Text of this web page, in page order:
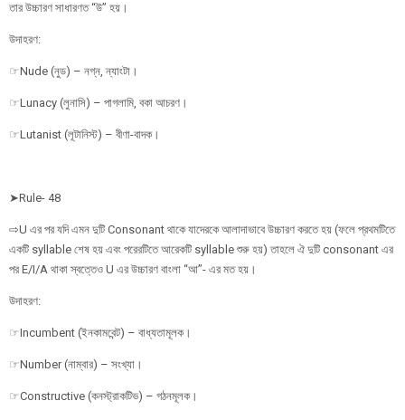
তার উচ্চারণ সাধারণত “উ” হয়।
উদাহরণ:
☞Nude (নুড) – নগ্ন, ন্যাংটা।
☞Lunacy (লুনাসি) – পাগলামি, বকা আচরণ।
☞Lutanist (লূটানিস্ট) – বীণা-বাদক।
➤Rule- 48
⇨U এর পর যদি এমন দুটি Consonant থাকে যাদেরকে আলাদাভাবে উচ্চারণ করতে হয় (ফলে প্রথমটিতে
একটি syllable শেষ হয় এবং পরেরটিতে আরেকটি syllable শুরু হয়) তাহলে ঐ দুটি consonant এর
পর E/I/A থাকা স্বত্তেও U এর উচ্চারণ বাংলা “আ”- এর মত হয়।
উদাহরণ:
☞Incumbent (ইনকামবেন্ট) – বাধ্যতামূলক।
☞Number (নাম্বার) – সংখ্যা।
☞Constructive (কনস্ট্রাকটিভ) – গঠনমূলক।